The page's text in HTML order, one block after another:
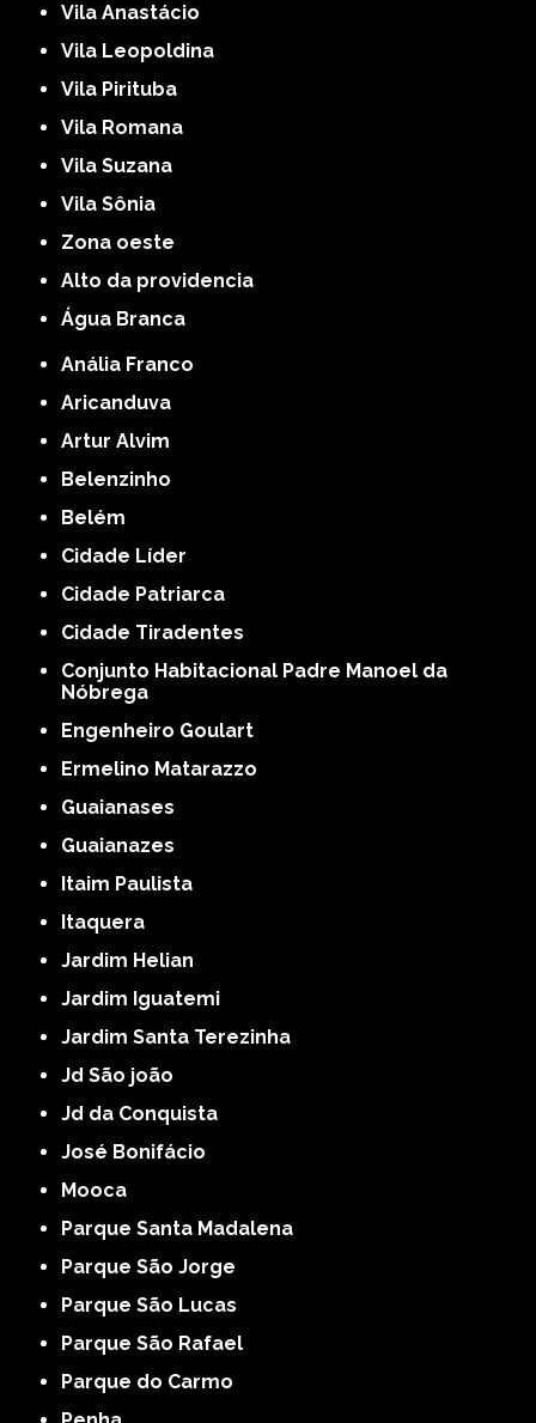
Vila Anastácio
Vila Leopoldina
Vila Pirituba
Vila Romana
Vila Suzana
Vila Sônia
Zona oeste
alto da providencia
Água Branca
Anália Franco
Aricanduva
Artur Alvim
Belenzinho
Belém
Cidade Líder
Cidade Patriarca
Cidade Tiradentes
Conjunto Habitacional Padre Manoel da
Nóbrega
Engenheiro Goulart
Ermelino Matarazzo
Guaianases
Guaianazes
Itaim Paulista
Itaquera
Jardim Helian
Jardim Iguatemi
Jardim Santa Terezinha
Jd São joão
Jd da Conquista
José Bonifácio
Mooca
Parque Santa Madalena
Parque São Jorge
Parque São Lucas
Parque São Rafael
Parque do Carmo